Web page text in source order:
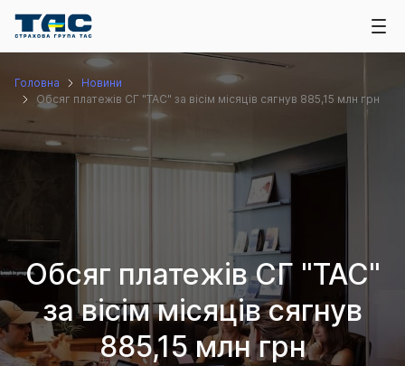
Головна
Новини
Обсяг платежів СГ "ТАС" за вісім місяців сягнув 885,15 млн грн
Обсяг платежів СГ "ТАС"
за вісім місяців сягнув
885,15 млн грн